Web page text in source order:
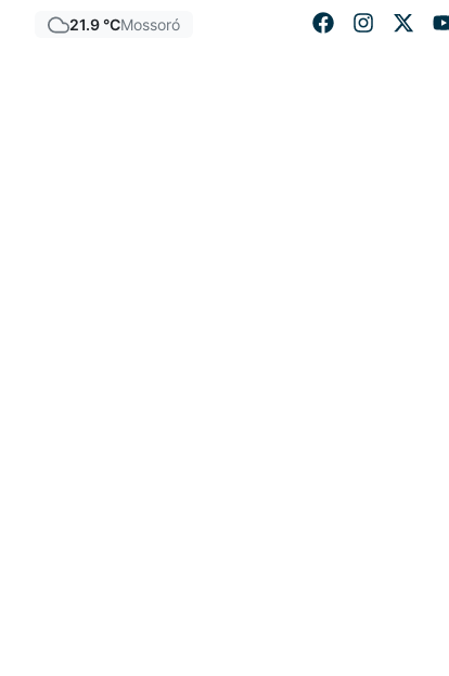
21.9 °CMossoró